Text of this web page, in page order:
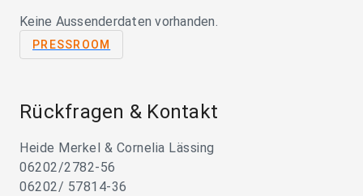
Keine Aussenderdaten vorhanden.
PRESSROOM
Rückfragen & Kontakt
Heide Merkel & Cornelia Lässing
06202/2782-56
06202/ 57814-36